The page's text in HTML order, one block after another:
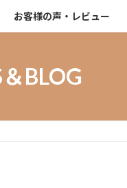
お客様の声・レビュー
BLOG